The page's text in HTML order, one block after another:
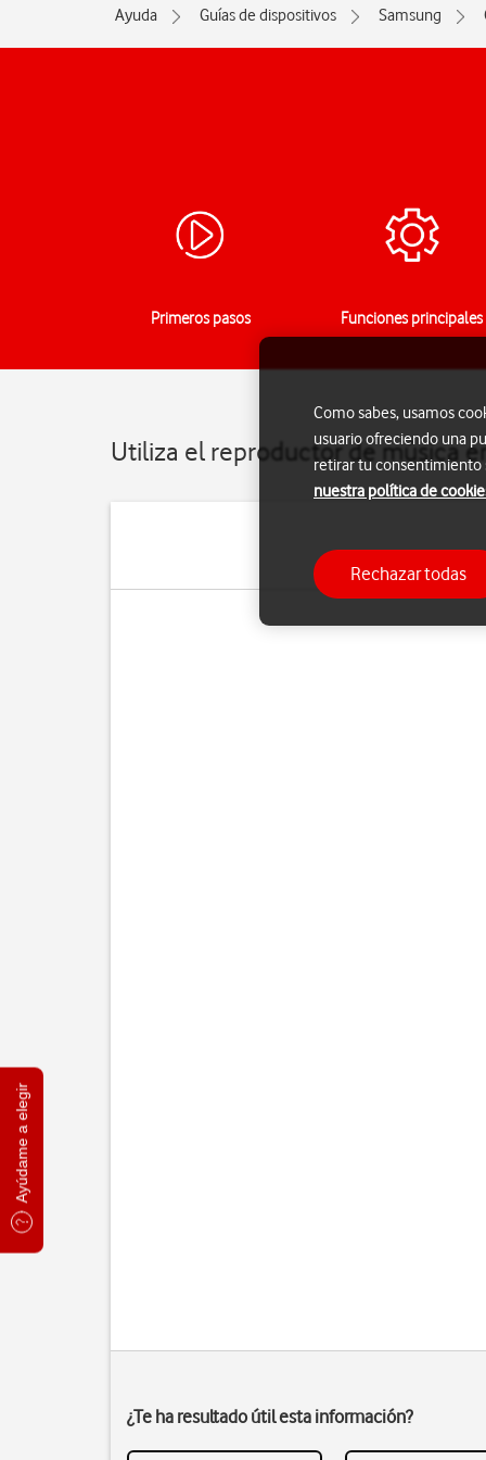
Ayúdame a elegir
Ayuda Guías de dispositivos Samsung
Primeros pasos Funciones principales
Utiliza el reproductor de música
Puedes utilizar el
¿Te ha resultado útil esta información?
Como sabes, usamos
usuario ofreciendo una
retirar tu consentimiento
nuestra política de
Rechazar todas